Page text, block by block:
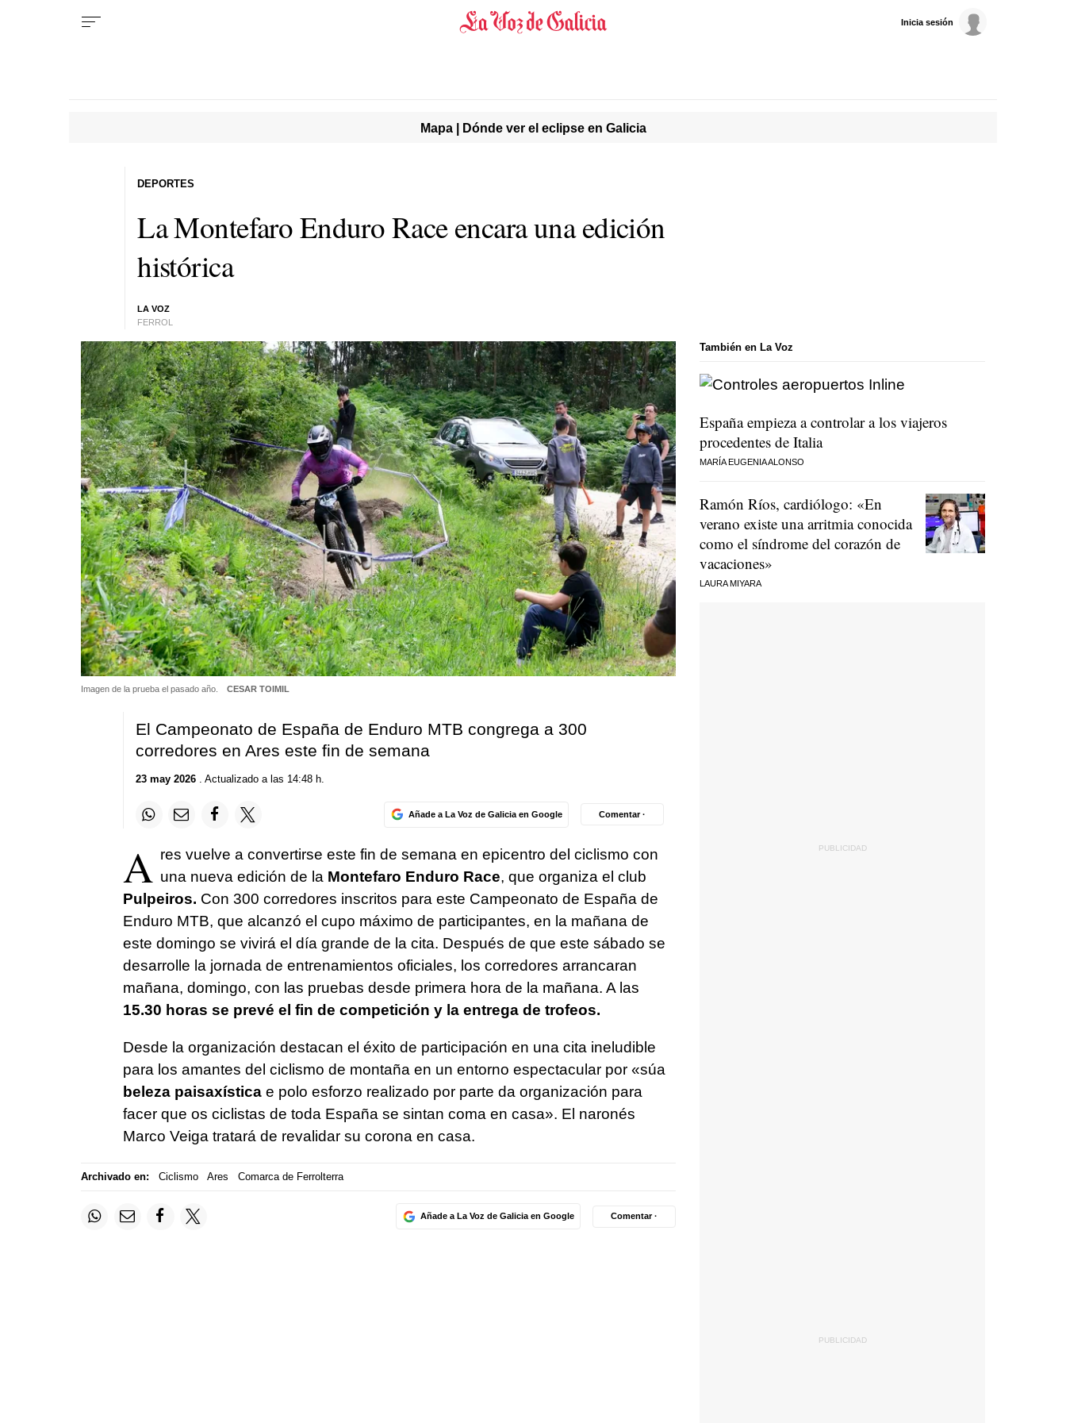
Inicia sesión
Mapa | Dónde ver el eclipse en Galicia
La Montefaro Enduro Race encara una edición
histórica
LA VOZ
FERROL
DEPORTES
Imagen de la prueba el pasado año. CESAR TOIMIL
El Campeonato de España de Enduro MTB congrega a 300
corredores en Ares este fin de semana
23 may 2026. Actualizado a las 14:48 h.
Añade a La Voz de Galicia en Google Comentar ·
A res vuelve a convertirse este fin de semana en epicentro del ciclismo con
una nueva edición de la Montefaro Enduro Race, que organiza el club
Pulpeiros. Con 300 corredores inscritos para este Campeonato de España de
Enduro MTB, que alcanzó el cupo máximo de participantes, en la mañana de
este domingo se vivirá el día grande de la cita. Después de que este sábado se
desarrolle la jornada de entrenamientos oficiales, los corredores arrancaran
mañana, domingo, con las pruebas desde primera hora de la mañana. A las
15.30 horas se prevé el fin de competición y la entrega de trofeos.
Desde la organización destacan el éxito de participación en una cita ineludible
para los amantes del ciclismo de montaña en un entorno espectacular por «súa
beleza paisaxísticae polo esforzo realizado por parte da organización para
facer que os ciclistas de toda España se sintan coma en casa». El naronés
Marco Veiga tratará de revalidar su corona en casa.
Archivado en: Ciclismo Ares Comarca de Ferrolterra
Añade a La Voz de Galicia en Google Comentar ·
También en La Voz
España empieza a controlar a los viajeros
procedentes de Italia
MARÍA EUGENIA ALONSO
Ramón Ríos, cardiólogo: «En
verano existe una arritmia conocida
como el síndrome del corazón de
vacaciones»
LAURA MIYARA